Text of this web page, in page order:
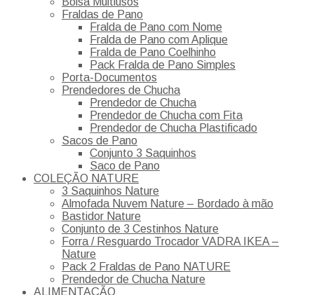
Fraldas de Pano
Fralda de Pano com Nome
Fralda de Pano com Aplique
Fralda de Pano Coelhinho
Pack Fralda de Pano Simples
Porta-Documentos
Prendedores de Chucha
Prendedor de Chucha
Prendedor de Chucha com Fita
Prendedor de Chucha Plastificado
Sacos de Pano
Conjunto 3 Saquinhos
Saco de Pano
COLEÇÃO NATURE
3 Saquinhos Nature
Almofada Nuvem Nature – Bordado à mão
Bastidor Nature
Conjunto de 3 Cestinhos Nature
Forra / Resguardo Trocador VADRA IKEA –
Nature
Pack 2 Fraldas de Pano NATURE
Prendedor de Chucha Nature
ALIMENTAÇÃO